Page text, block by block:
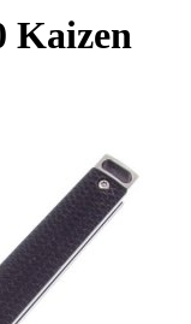
Kaizen